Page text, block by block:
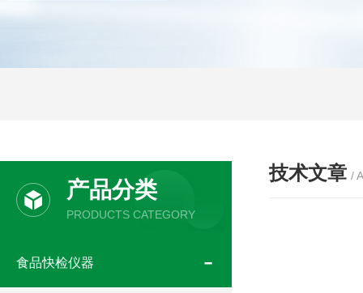
技术文章 /
产品分类
PRODUCTS CATEGORY
食品快检仪器